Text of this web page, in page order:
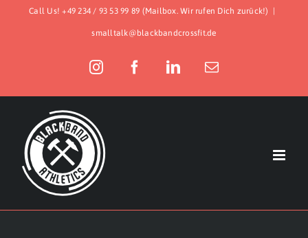
Call Us! +49 234 / 93 53 99 89 (Mailbox. Wir rufen Dich zurück!)
smalltalk@blackbandcrossfit.de
InstagramFacebookLinkedIn
E-